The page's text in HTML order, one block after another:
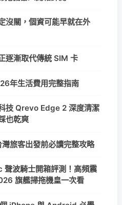
沒關，個資可能早就在外
逐漸取代傳統 SIM 卡
年生活費用完整指南
技 Qrevo Edge 2 深度清潔
也乾爽
旅客出發前必讀完整攻略
波騎士開箱評測！高頻震
旗艦掃拖機皇一次看